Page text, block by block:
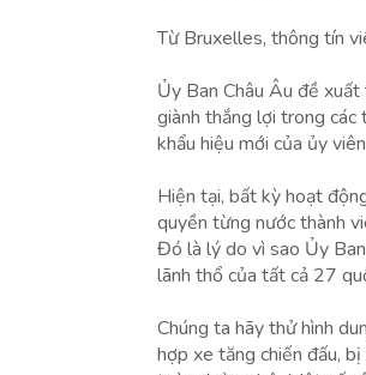
Từ Bruxelles, thông tín
Ủy Ban Châu Âu đề
giành thắng lợi trong các
khẩu hiệu mới của ủy
Hiện tại, bất kỳ hoạt
quyền từng nước thành
Đó là lý do vì sao Ủy
lãnh thổ của tất cả 27
Chúng ta hãy thử hình
hợp xe tăng chiến đấu,